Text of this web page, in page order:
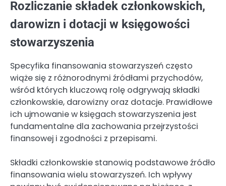
Rozliczanie składek członkowskich,
darowizn i dotacji w księgowości
stowarzyszenia
Specyfika finansowania stowarzyszeń często
wiąże się z różnorodnymi źródłami przychodów,
wśród których kluczową rolę odgrywają składki
członkowskie, darowizny oraz dotacje. Prawidłowe
ich ujmowanie w księgach stowarzyszenia jest
fundamentalne dla zachowania przejrzystości
finansowej i zgodności z przepisami.
Składki członkowskie stanowią podstawowe źródło
finansowania wielu stowarzyszeń. Ich wpływy